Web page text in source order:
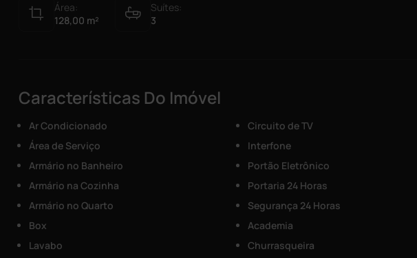
Área:
128,00 m²
Suítes:
3
Características Do Imóvel
Ar Condicionado
Área de Serviço
Armário no Banheiro
Armário na Cozinha
Armário no Quarto
Box
Lavabo
Circuito de TV
Interfone
Portão Eletrônico
Portaria 24 Horas
Segurança 24 Horas
Academia
Churrasqueira